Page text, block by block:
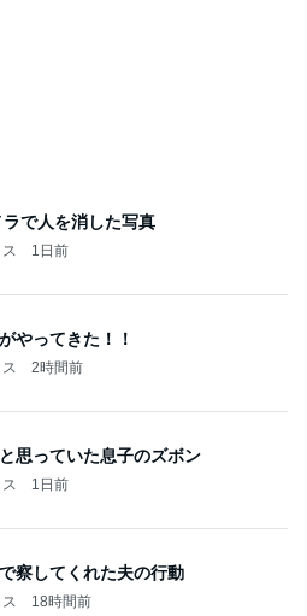
で人を消した写真
1日前
やってきた！！
2時間前
思っていた息子のズボン
1日前
察してくれた夫の行動
18時間前